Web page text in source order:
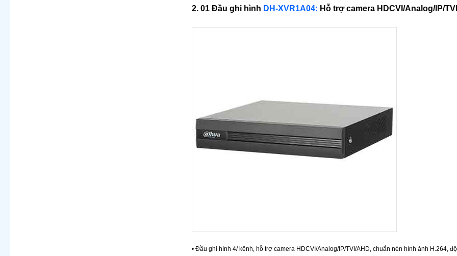
2. 01 Đầu ghi hình DH-XVR1A04: Hỗ trợ camera HDCVI/Analog/IP/
• Đầu ghi hình 4/ kênh, hỗ trợ camera HDCVI/Analog/IP/TVI/AHD, chuẩn nén hình ảnh H.264,